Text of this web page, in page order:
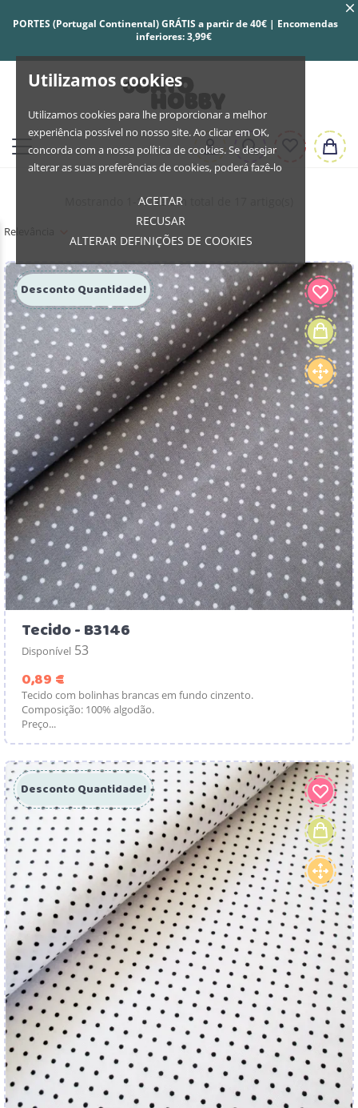
Utilizamos cookies
Utilizamos cookies para lhe proporcionar a melhor
experiência possível no nosso site. Ao clicar em OK,
concorda com a nossa política de cookies. Se desejar
alterar as suas preferências de cookies, poderá fazê-lo
ACEITAR
RECUSAR
ALTERAR DEFINIÇÕES DE COOKIES
PORTES (Portugal Continental) GRÁTIS a partir de 40€ | Encomendas
inferiores: 3,99€
Relevância
Mostrando 1-17 de um total de 17 artigo(s)
Desconto Quantidade!
Tecido - B3146
Disponível 53
0,89 €
Tecido com bolinhas brancas em fundo cinzento.
Composição: 100% algodão.
Preço...
Desconto Quantidade!